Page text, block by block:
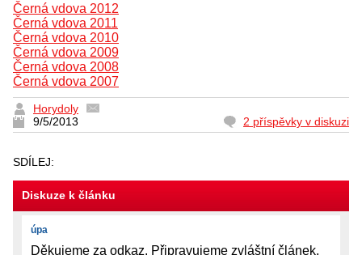
Černá vdova 2012
Černá vdova 2011
Černá vdova 2010
Černá vdova 2009
Černá vdova 2008
Černá vdova 2007
Horydoly
9/5/2013
2 příspěvky v diskuzi
SDÍLEJ:
Diskuze k článku
úpa
Děkujeme za odkaz. Připravujeme zvláštní článek.